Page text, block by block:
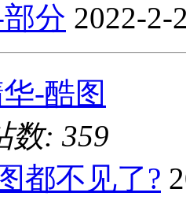
分 2022-2-
-酷图
数: 359
都不见了?